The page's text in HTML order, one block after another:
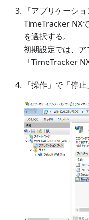
「アプリケーシ
TimeTracker NX
を選択する。
初期設定では、
「TimeTracker
「操作」で「停